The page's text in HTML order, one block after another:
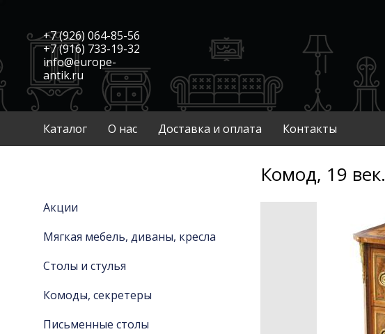
+7 (926) 064-85-56
+7 (916) 733-19-32
info@europe-
antik.ru
Каталог О нас Доставка и оплата Контакты
Акции
Мягкая мебель, диваны, кресла
Столы и стулья
Комоды, секретеры
Письменные столы
Комод, 19 век.